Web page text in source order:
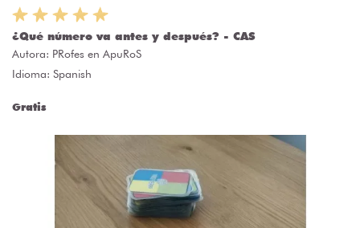
¿Qué número va antes y después? - CAS
Autora: PRofes en ApuRoS
Idioma: Spanish
Gratis